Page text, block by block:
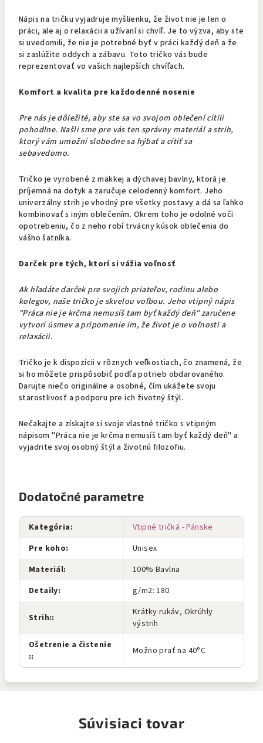
Nápis na tričku vyjadruje myšlienku, že život nie je len o
práci, ale aj o relaxácii a užívaní si chvíľ. Je to výzva, aby ste
si uvedomili, že nie je potrebné byť v práci každý deň a že
si zaslúžite oddych a zábavu. Toto tričko vás bude
reprezentovať vo vašich najlepších chvíľach.
Komfort a kvalita pre každodenné nosenie
Pre nás je dôležité, aby ste sa vo svojom oblečení cítili
pohodlne. Našli sme pre vás ten správny materiál a strih,
ktorý vám umožní slobodne sa hýbať a cítiť sa
sebavedomo.
Tričko je vyrobené z mäkkej a dýchavej bavlny, ktorá je
príjemná na dotyk a zaručuje celodenný komfort. Jeho
univerzálny strih je vhodný pre všetky postavy a dá sa ľahko
kombinovať s iným oblečením. Okrem toho je odolné voči
opotrebeniu, čo z neho robí trvácny kúsok oblečenia do
vášho šatníka.
Darček pre tých, ktorí si vážia voľnosť
Ak hľadáte darček pre svojich priateľov, rodinu alebo
kolegov, naše tričko je skvelou voľbou. Jeho vtipný nápis
"Práca nie je krčma nemusíš tam byť každý deň" zaručene
vytvorí úsmev a pripomenie im, že život je o voľnosti a
relaxácii.
Tričko je k dispozícii v rôznych veľkostiach, čo znamená, že
si ho môžete prispôsobiť podľa potrieb obdarovaného.
Darujte niečo originálne a osobné, čím ukážete svoju
starostlivosť a podporu pre ich životný štýl.
Nečakajte a získajte si svoje vlastné tričko s vtipným
nápisom "Práca nie je krčma nemusíš tam byť každý deň" a
vyjadrite svoj osobný štýl a životnú filozofiu.
Dodatočné parametre
Kategória:
Vtipné tričká - Pánske
Pre koho:
Unisex
Materiál:
100% Bavlna
Detaily: g/m2: 180
Strih::
Krátky rukáv, Okrúhly
výstrih
Ošetrenie a čistenie
:: Možno prať na 40°C
Súvisiaci tovar